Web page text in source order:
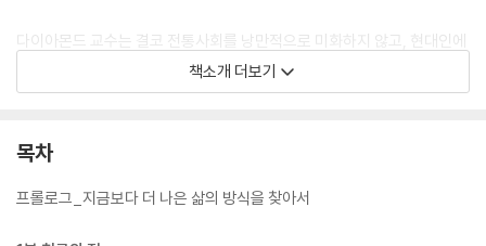
다이아몬드 교수는 결코 전통사회를 낭만적으로 미화하지 않고, 현대인에
게는 충격적일 수밖에 없는 전통사회의 풍습을 가감없이 소개한다. 그러나
우리가 더 건강하게 오래 살 수 있는 방법, 노후를 더 즐겁게 살 수 있는 방
있음을 역설한다. 문화인류학, 생태지리학, 언어학, 생물학, 법학 등을 총
존재 이유를 생생하게 파헤쳤다. 지금보다 더 나은 삶의 방식에 대한 50년
책소개 더보기
목차
프롤로그_지금보다 더 나은 삶의 방식을 찾아서